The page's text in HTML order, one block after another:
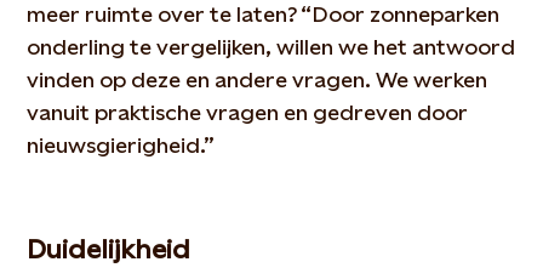
meer ruimte over te laten? “Door zonneparken
onderling te vergelijken, willen we het antwoord
vinden op deze en andere vragen. We werken
vanuit praktische vragen en gedreven door
nieuwsgierigheid.”
Duidelijkheid